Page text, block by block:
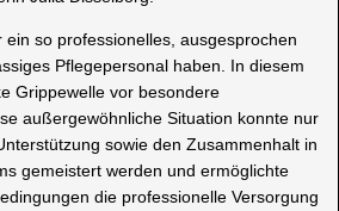
ein so professionelles, ausgesprochen
Pflegepersonal haben. In diesem
Grippewelle vor besondere
außergewöhnliche Situation konnte nur
sowie den Zusammenhalt in
gemeistert werden und ermöglichte
die professionelle Versorgung